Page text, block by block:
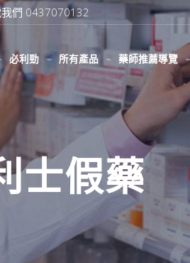
們 0437070132
必利勁 所有產品 藥師推薦導覽
士假藥